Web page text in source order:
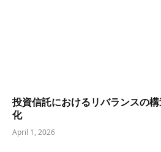
投資信託におけるリバランスの
化
April 1, 2026